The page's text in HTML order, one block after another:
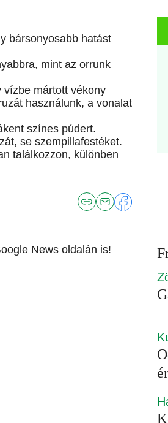
bársonyosabb hatást
mint az orrunk
vízbe mártott vékony
használunk, a vonalat
színes púdert.
se szempillafestéket.
találkozzon, különben
News oldalán is!
ér